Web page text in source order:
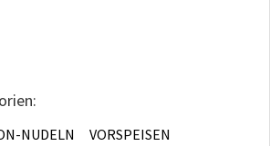
NUDELN
VORSPEISEN